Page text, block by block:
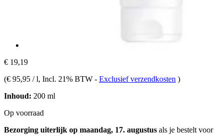
€ 19,19
(€ 95,95 / l, Incl. 21% BTW - Exclusief verzendkosten )
Inhoud: 200 ml
Op voorraad
Bezorging uiterlijk op maandag, 17. augustus als je bestelt voor